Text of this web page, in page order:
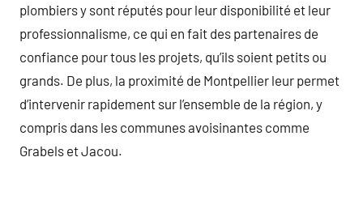
plombiers y sont réputés pour leur disponibilité et leur
professionnalisme, ce qui en fait des partenaires de
confiance pour tous les projets, qu’ils soient petits ou
grands. De plus, la proximité de Montpellier leur permet
d’intervenir rapidement sur l’ensemble de la région, y
compris dans les communes avoisinantes comme
Grabels et Jacou.